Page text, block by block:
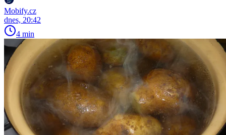
Mobify.cz
dnes, 20:42
4 min